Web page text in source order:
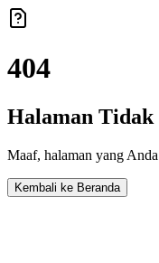
404
Halaman Tidak
Maaf, halaman yang
Kembali ke Beranda